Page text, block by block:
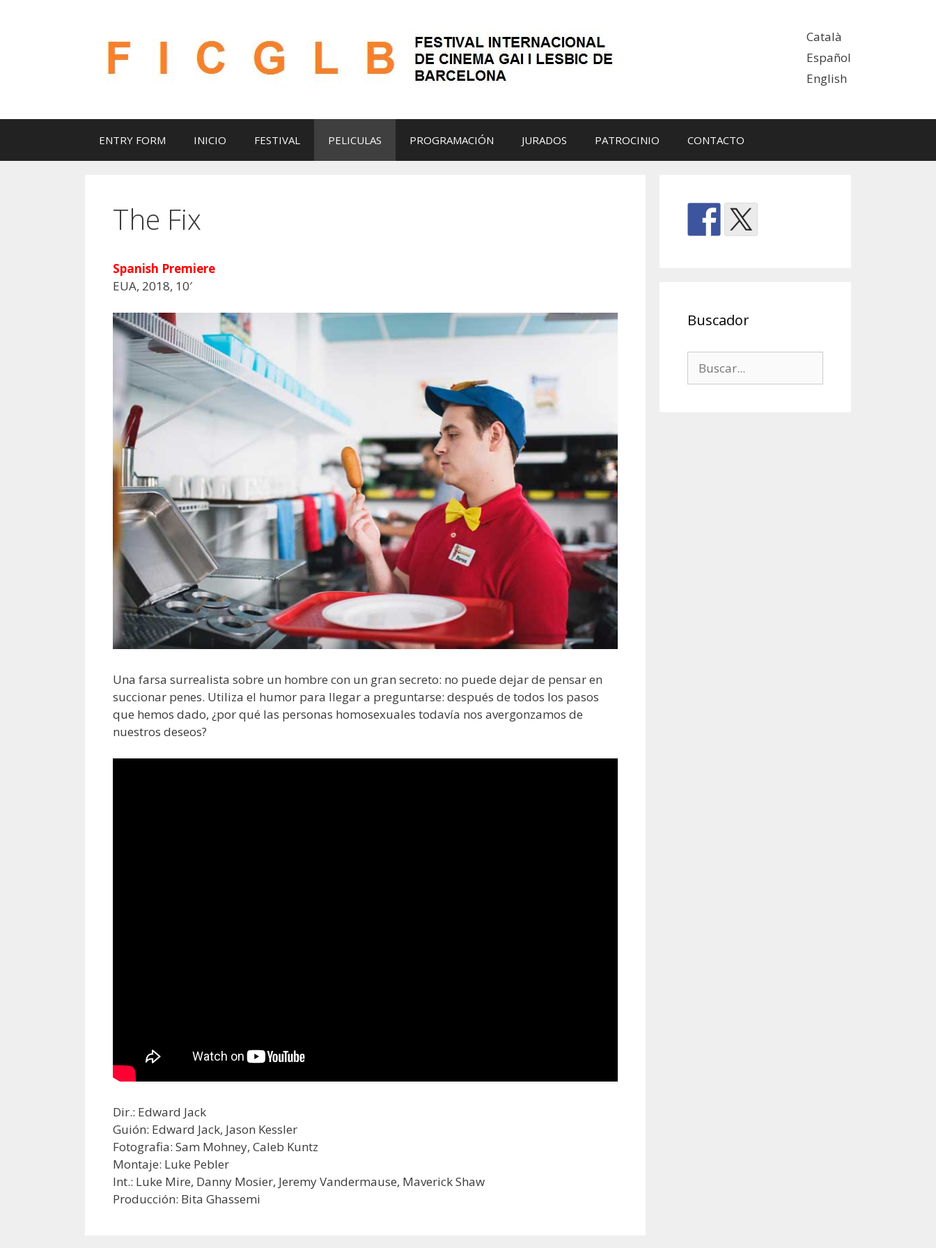
Català
Español
English
ENTRY FORM INICIO FESTIVAL PELICULAS PROGRAMACIÓN JURADOS PATROCINIO CONTACTO
The Fix
Spanish Premiere
EUA, 2018, 10′
Una farsa surrealista sobre un hombre con un gran secreto: no puede dejar de pensar en
succionar penes. Utiliza el humor para llegar a preguntarse: después de todos los pasos
que hemos dado, ¿por qué las personas homosexuales todavía nos avergonzamos de
nuestros deseos?
Dir.: Edward Jack
Guión: Edward Jack, Jason Kessler
Fotografia: Sam Mohney, Caleb Kuntz
Montaje: Luke Pebler
Int.: Luke Mire, Danny Mosier, Jeremy Vandermause, Maverick Shaw
Producción: Bita Ghassemi
Buscador